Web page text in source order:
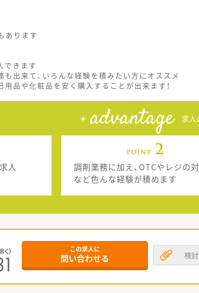
あります
きます
出来て、いろんな経験を積みたい方にオススメ
品や化粧品を安く購入することが出来ます！
advantage 求人
人
調剤業務に加え、OTCやレジの
など色んな経験が積めます
この求人に
問い合わせる 検